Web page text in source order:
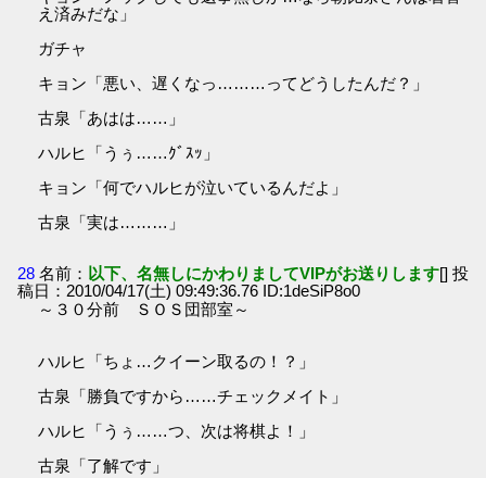
え済みだな」
ガチャ
キョン「悪い、遅くなっ………ってどうしたんだ？」
古泉「あはは……」
ハルヒ「うぅ……ｸﾞｽｯ」
キョン「何でハルヒが泣いているんだよ」
古泉「実は………」
28 名前： 以下、名無しにかわりましてVIPがお送りします[] 投
稿日：2010/04/17(土) 09:49:36.76 ID:1deSiP8o0
～３０分前 ＳＯＳ団部室～
ハルヒ「ちょ…クイーン取るの！？」
古泉「勝負ですから……チェックメイト」
ハルヒ「うぅ……つ、次は将棋よ！」
古泉「了解です」